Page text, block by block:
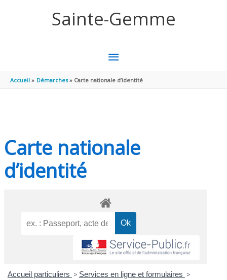
Sainte-Gemme
MENU
PRINCIPAL
Accueil Démarches Carte nationale d’identité
Carte nationale
d’identité
Accueil particuliers > Services en ligne et formulaires >